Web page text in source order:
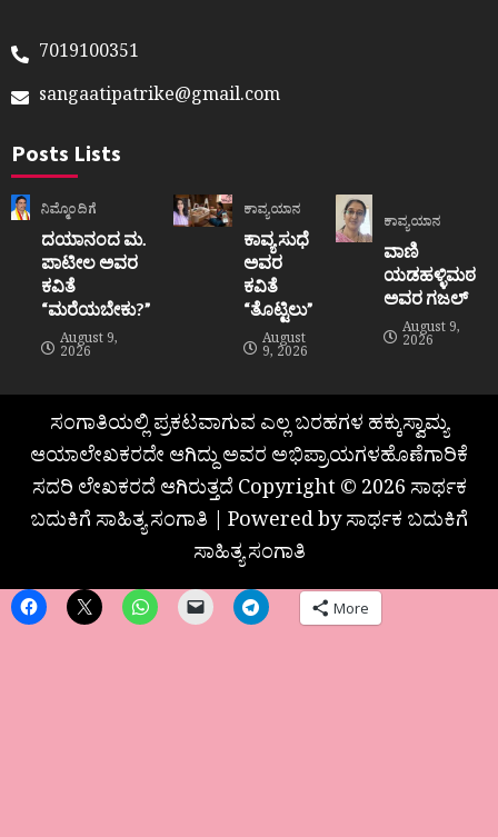
7019100351
sangaatipatrike@gmail.com
Posts Lists
ನಿಮ್ಮೊಂದಿಗೆ
ದಯಾನಂದ ಮ.
ಪಾಟೀಲ ಅವರ
ಕವಿತೆ
“ಮರೆಯಬೇಕು?”
August 9,
2026
ಕಾವ್ಯಯಾನ
ಕಾವ್ಯ ಸುಧೆ
ಅವರ
ಕವಿತೆ
“ತೊಟ್ಟಿಲು”
August
9, 2026
ಕಾವ್ಯಯಾನ
ವಾಣಿ
ಯಡಹಳ್ಳಿಮಠ
ಅವರ ಗಜಲ್
August 9,
2026
ಸಂಗಾತಿಯಲ್ಲಿ ಪ್ರಕಟವಾಗುವ ಎಲ್ಲ ಬರಹಗಳ ಹಕ್ಕುಸ್ವಾಮ್ಯ
ಆಯಾಲೇಖಕರದೇ ಆಗಿದ್ದು ಅವರ ಅಭಿಪ್ರಾಯಗಳಹೊಣೆಗಾರಿಕೆ
ಸದರಿ ಲೇಖಕರದೆ ಆಗಿರುತ್ತದೆ Copyright © 2026 ಸಾರ್ಥಕ
ಬದುಕಿಗೆ ಸಾಹಿತ್ಯ ಸಂಗಾತಿ | Powered by ಸಾರ್ಥಕ ಬದುಕಿಗೆ
ಸಾಹಿತ್ಯ ಸಂಗಾತಿ
More